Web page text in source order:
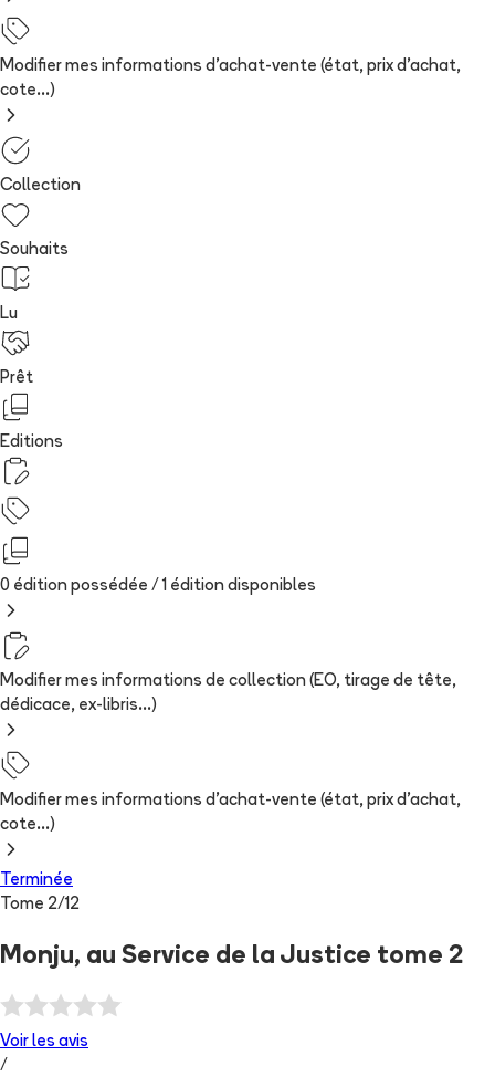
Modifier mes informations d'achat-vente (état, prix d'achat,
cote...)
Collection
Souhaits
Lu
Prêt
Editions
0 édition possédée / 1 édition disponibles
Modifier mes informations de collection (EO, tirage de tête,
dédicace, ex-libris...)
Modifier mes informations d'achat-vente (état, prix d'achat,
cote...)
Terminée
Tome 2/12
Monju, au Service de la Justice tome 2
Voir les avis
/